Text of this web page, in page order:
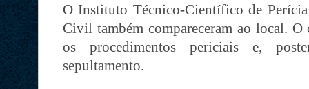
O Instituto Técnico-Científico de
Civil também compareceram ao local.
os procedimentos periciais e,
sepultamento.